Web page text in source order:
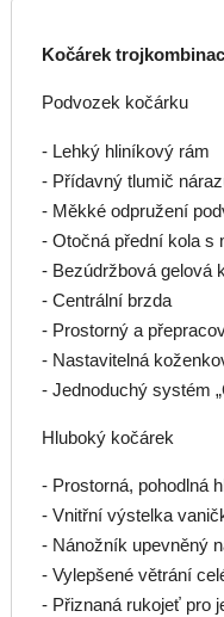
Kočárek
Podvozek kočárku
- Lehký hliníkový rám
- Přídavný tlumič
- Měkké odpružení
- Otočná přední kola s
- Bezúdržbová gelová
- Centrální brzda
- Prostorný a
- Nastavitelná
- Jednoduchý systém
Hluboký kočárek
- Prostorná, pohodlná
- Vnitřní výstelka
- Nánožník upevněný
- Vylepšené větrání
- Přiznaná rukojeť pro